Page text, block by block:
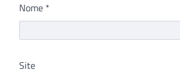
Nome *
Site